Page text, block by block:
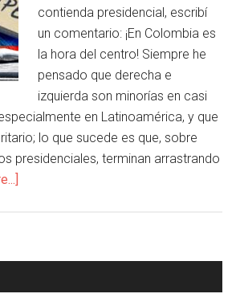
contienda presidencial, escribí
un comentario: ¡En Colombia es
la hora del centro! Siempre he
pensado que derecha e
izquierda son minorías en casi
en Latinoamérica, y que
lo que sucede es que, sobre
presidenciales, terminan arrastrando